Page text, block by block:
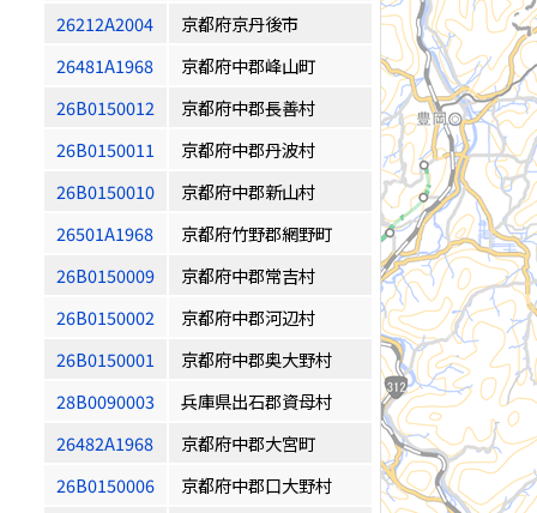
26212A2004
京都府京丹後市
26481A1968
京都府中郡峰山町
26B0150012
京都府中郡長善村
26B0150011
京都府中郡丹波村
26B0150010
京都府中郡新山村
26501A1968
京都府竹野郡網野町
26B0150009
京都府中郡常吉村
26B0150002
京都府中郡河辺村
26B0150001
京都府中郡奥大野村
28B0090003
兵庫県出石郡資母村
26482A1968
京都府中郡大宮町
26B0150006
京都府中郡口大野村